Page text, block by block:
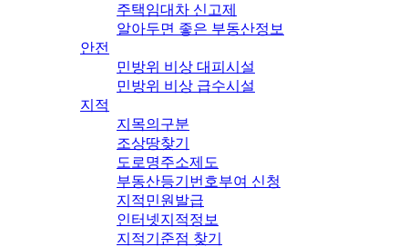
주택임대차 신고제
알아두면 좋은 부동산정보
안전
민방위 비상 대피시설
민방위 비상 급수시설
지적
지목의구분
조상땅찾기
도로명주소제도
부동산등기번호부여 신청
지적민원발급
인터넷지적정보
지적기준점 찾기